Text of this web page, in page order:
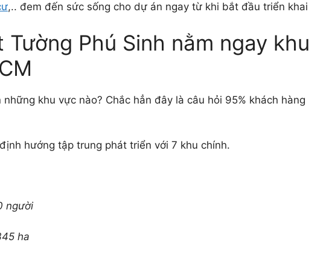
,.. đem đến sức sống cho dự án ngay từ khi bắt đầu triển khai
Phú Sinh nằm ngay khu
những khu vực nào? Chắc hẳn đây là câu hỏi 95% khách hàng
hướng tập trung phát triển với 7 khu chính.
người
ha